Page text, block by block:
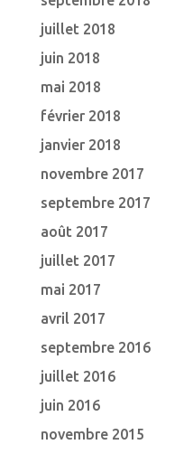
juillet 2018
juin 2018
mai 2018
février 2018
janvier 2018
novembre 2017
septembre 2017
août 2017
juillet 2017
mai 2017
avril 2017
septembre 2016
juillet 2016
juin 2016
novembre 2015